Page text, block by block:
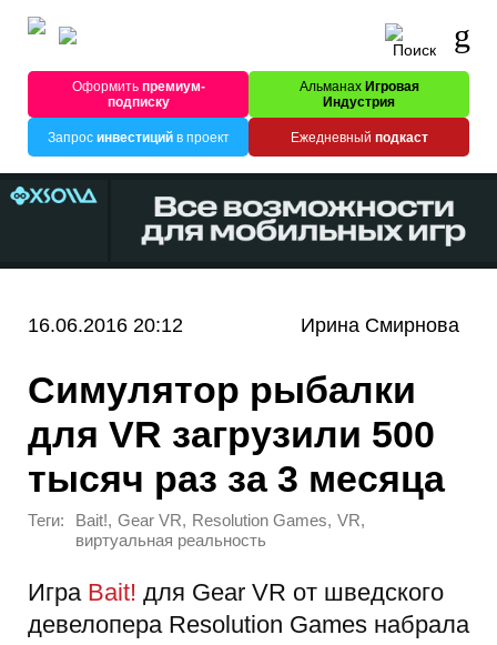
Оформитьпремиум-
подписку
Альманах Игровая
Индустрия
Запрос инвестицийв проект Ежедневный подкаст
16.06.2016 20:12 Ирина Смирнова
Симулятор рыбалки
для VR загрузили 500
тысяч раз за 3 месяца
Теги: Bait!, Gear VR, Resolution Games, VR,
виртуальная реальность
Игра Bait! для Gear VR от шведского
девелопера Resolution Games набрала